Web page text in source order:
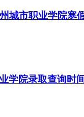
城市职业学院寒
学院录取查询时